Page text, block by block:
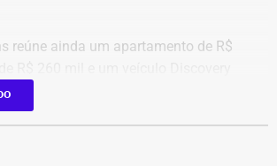
R$
reúne ainda um apartamento de R$
declarado por R$ 330 mil. Também
cerca de R$ 177 mil em aplicações e